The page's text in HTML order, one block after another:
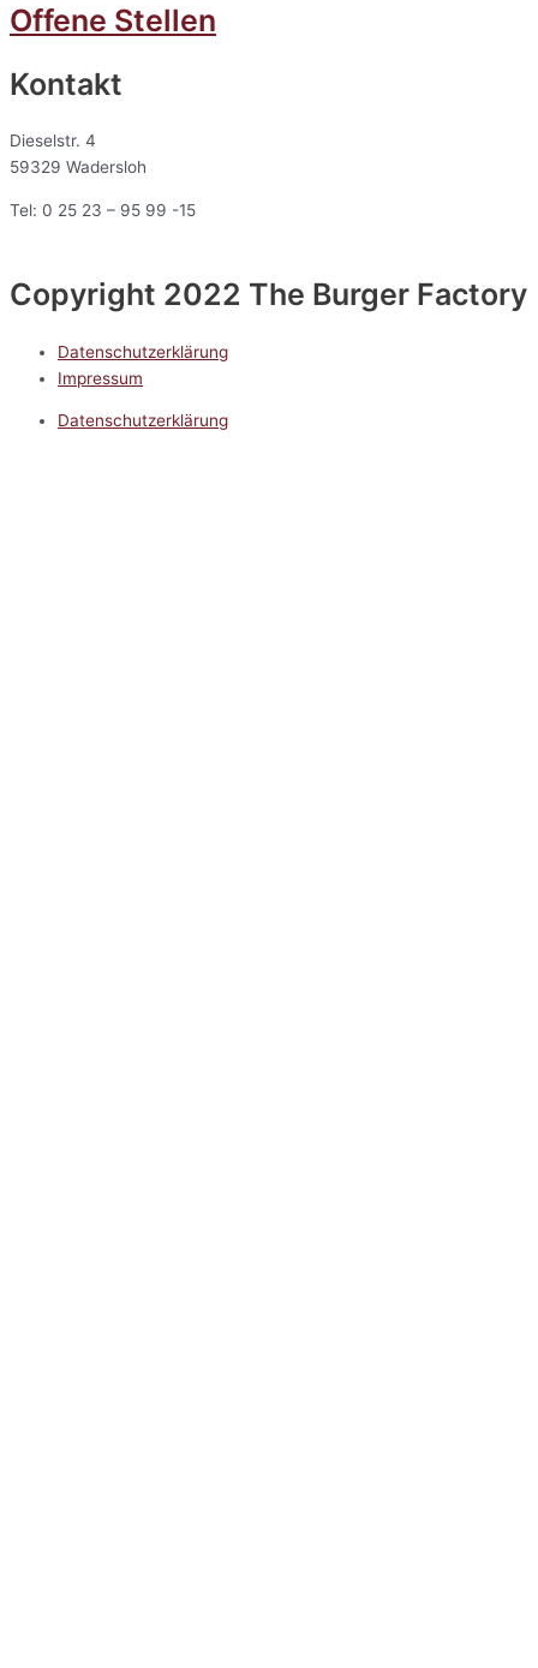
Offene Stellen
Kontakt
Dieselstr. 4
59329 Wadersloh
Tel: 0 25 23 – 95 99 -15
Copyright 2022 The Burger Factory
Datenschutzerklärung
Impressum
Datenschutzerklärung